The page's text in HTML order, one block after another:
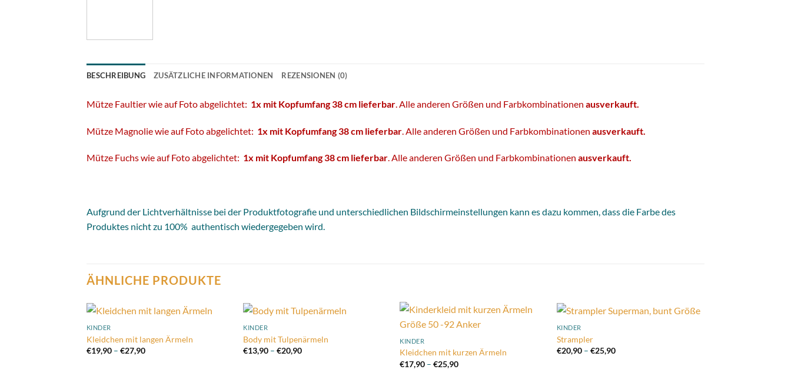
BESCHREIBUNG ZUSÄTZLICHE INFORMATIONEN REZENSIONEN (0)
Mütze Faultier wie auf Foto abgelichtet: 1x mit Kopfumfang 38 cm lieferbar. Alle anderen Größen und Farbkombinationen ausverkauft.
Mütze Magnolie wie auf Foto abgelichtet: 1x mit Kopfumfang 38 cm lieferbar . Alle anderen Größen und Farbkombinationen ausverkauft.
Mütze Fuchs wie auf Foto abgelichtet: 1x mit Kopfumfang 38 cm lieferbar. Alle anderen Größen und Farbkombinationen ausverkauft.
Aufgrund der Lichtverhältnisse bei der Produktfotografie und unterschiedlichen Bildschirmeinstellungen kann es dazu kommen, dass die Farbe des
Produktes nicht zu 100% authentisch wiedergegeben wird.
ÄHNLICHE PRODUKTE
KINDER
Kleidchen mit langen Ärmeln
€19,90 – €27,90Preisspanne:
KINDER
Body mit Tulpenärmeln
€13,90 –€20,90Preisspanne:
KINDER
Kleidchen mit kurzen Ärmeln
€17,90 –€25,90Preisspanne:
KINDER
Strampler
€20,90 – €25,90Preisspanne: